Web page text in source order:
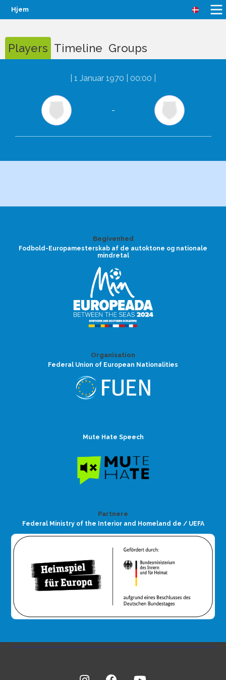
Hjem
Players Timeline Groups
1 Januar 1970 | 00:00
-
Begivenhed
Fodbold-Europamesterskab af de autoktone og nationale
mindretal
Organisation
Federal Union of European Nationalities
Mute Hate Speech
Partnere
Federal Ministry of the Interior and Homeland de / UEFA